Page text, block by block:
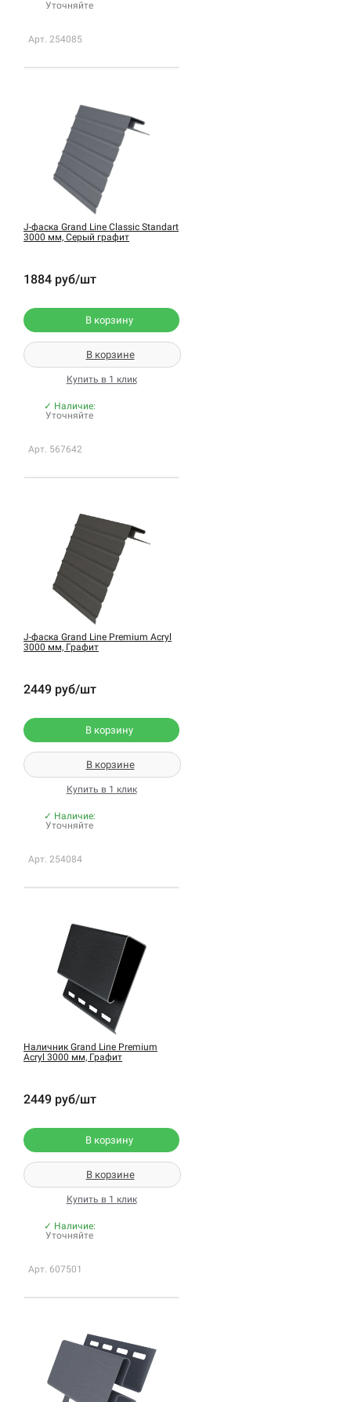
Уточняйте
Арт. 254085
J-фаска Grand Line Classic Standart
3000 мм, Серый графит
1884 руб/шт
В корзину
В корзине
Купить в 1 клик
✓ Наличие:
Уточняйте
Арт. 567642
J-фаска Grand Line Premium Acryl
3000 мм, Графит
2449 руб/шт
В корзину
В корзине
Купить в 1 клик
✓ Наличие:
Уточняйте
Арт. 254084
Наличник Grand Line Premium
Acryl 3000 мм, Графит
2449 руб/шт
В корзину
В корзине
Купить в 1 клик
✓ Наличие:
Уточняйте
Арт. 607501